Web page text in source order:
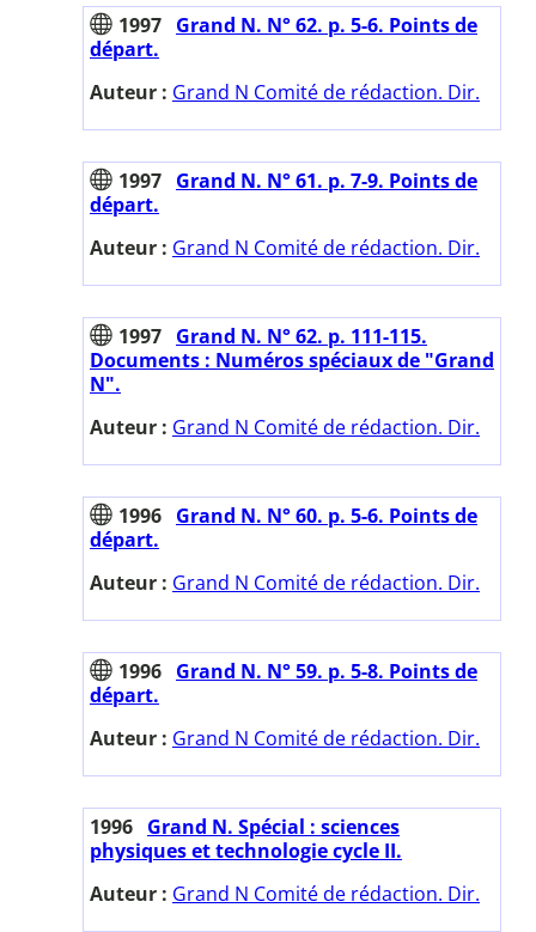
1997 Grand N. N° 62. p. 5-6. Points de
départ.
Auteur : Grand N Comité de rédaction. Dir.
1997 Grand N. N° 61. p. 7-9. Points de
départ.
Auteur : Grand N Comité de rédaction. Dir.
1997 Grand N. N° 62. p. 111-115.
Documents : Numéros spéciaux de "Grand
N".
Auteur : Grand N Comité de rédaction. Dir.
1996 Grand N. N° 60. p. 5-6. Points de
départ.
Auteur : Grand N Comité de rédaction. Dir.
1996 Grand N. N° 59. p. 5-8. Points de
départ.
Auteur : Grand N Comité de rédaction. Dir.
1996 Grand N. Spécial : sciences
physiques et technologie cycle II.
Auteur : Grand N Comité de rédaction. Dir.